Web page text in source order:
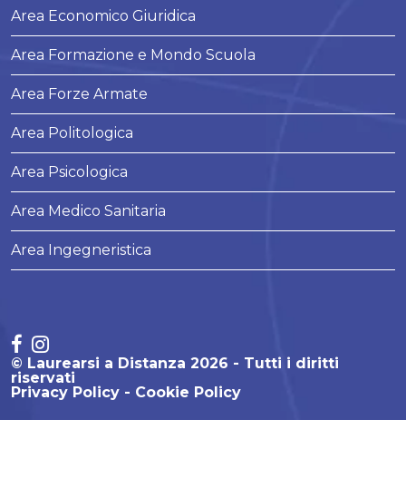
Area Economico Giuridica
Area Formazione e Mondo Scuola
Area Forze Armate
Area Politologica
Area Psicologica
Area Medico Sanitaria
Area Ingegneristica
© Laurearsi a Distanza 2026 - Tutti i diritti
riservati
Privacy Policy
Cookie Policy